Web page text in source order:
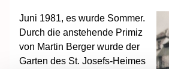
Juni 1981, es wurde Sommer.
Durch die anstehende Primiz
von Martin Berger wurde der
Garten des St. Josefs-Heimes